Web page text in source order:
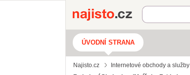
Najisto.cz
ÚVODNÍ STRANA
Najisto.cz Internetové obchody a služby